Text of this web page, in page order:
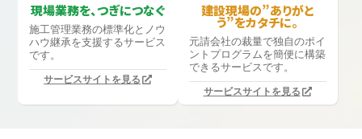
現場業務を、つぎにつなぐ
施工管理業務の標準化と ノウ
ハウ継承を支援するサービス
です。
サービスサイトを見る
建設現場の”ありがと
う”をカタチに。
元請会社の裁量で独自のポイ
ントプログラムを簡便に構築
できるサービスです。
サービスサイトを見る